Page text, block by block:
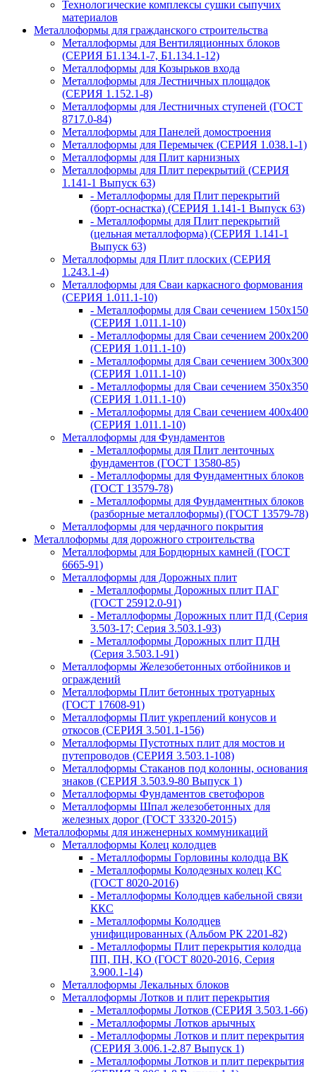
Технологические комплексы сушки сыпучих
материалов
Металлоформы для гражданского строительства
Металлоформы для Вентиляционных блоков
(СЕРИЯ Б1.134.1-7, Б1.134.1-12)
Металлоформы для Козырьков входа
Металлоформы для Лестничных площадок
(СЕРИЯ 1.152.1-8)
Металлоформы для Лестничных ступеней (ГОСТ
8717.0-84)
Металлоформы для Панелей домостроения
Металлоформы для Перемычек (СЕРИЯ 1.038.1-1)
Металлоформы для Плит карнизных
Металлоформы для Плит перекрытий (СЕРИЯ
1.141-1 Выпуск 63)
- Металлоформы для Плит перекрытий
(борт-оснастка) (СЕРИЯ 1.141-1 Выпуск 63)
- Металлоформы для Плит перекрытий
(цельная металлоформа) (СЕРИЯ 1.141-1
Выпуск 63)
Металлоформы для Плит плоских (СЕРИЯ
1.243.1-4)
Металлоформы для Сваи каркасного формования
(СЕРИЯ 1.011.1-10)
- Металлоформы для Сваи сечением 150х150
(СЕРИЯ 1.011.1-10)
- Металлоформы для Сваи сечением 200х200
(СЕРИЯ 1.011.1-10)
- Металлоформы для Сваи сечением 300х300
(СЕРИЯ 1.011.1-10)
- Металлоформы для Сваи сечением 350х350
(СЕРИЯ 1.011.1-10)
- Металлоформы для Сваи сечением 400х400
(СЕРИЯ 1.011.1-10)
Металлоформы для Фундаментов
- Металлоформы для Плит ленточных
фундаментов (ГОСТ 13580-85)
- Металлоформы для Фундаментных блоков
(ГОСТ 13579-78)
- Металлоформы для Фундаментных блоков
(разборные металлоформы) (ГОСТ 13579-78)
Металлоформы для чердачного покрытия
Металлоформы для дорожного строительства
Металлоформы для Бордюрных камней (ГОСТ
6665-91)
Металлоформы для Дорожных плит
- Металлоформы Дорожных плит ПАГ
(ГОСТ 25912.0-91)
- Металлоформы Дорожных плит ПД (Серия
3.503-17; Серия 3.503.1-93)
- Металлоформы Дорожных плит ПДН
(Серия 3.503.1-91)
Металлоформы Железобетонных отбойников и
ограждений
Металлоформы Плит бетонных тротуарных
(ГОСТ 17608-91)
Металлоформы Плит укреплений конусов и
откосов (СЕРИЯ 3.501.1-156)
Металлоформы Пустотных плит для мостов и
путепроводов (СЕРИЯ 3.503.1-108)
Металлоформы Стаканов под колонны, основания
знаков (СЕРИЯ 3.503.9-80 Выпуск 1)
Металлоформы Фундаментов светофоров
Металлоформы Шпал железобетонных для
железных дорог (ГОСТ 33320-2015)
Металлоформы для инженерных коммуникаций
Металлоформы Колец колодцев
- Металлоформы Горловины колодца ВК
- Металлоформы Колодезных колец КС
(ГОСТ 8020-2016)
- Металлоформы Колодцев кабельной связи
ККС
- Металлоформы Колодцев
унифицированных (Альбом РК 2201-82)
- Металлоформы Плит перекрытия колодца
ПП, ПН, КО (ГОСТ 8020-2016, Серия
3.900.1-14)
Металлоформы Лекальных блоков
Металлоформы Лотков и плит перекрытия
- Металлоформы Лотков (СЕРИЯ 3.503.1-66)
- Металлоформы Лотков арычных
- Металлоформы Лотков и плит перекрытия
(СЕРИЯ 3.006.1-2.87 Выпуск 1)
- Металлоформы Лотков и плит перекрытия